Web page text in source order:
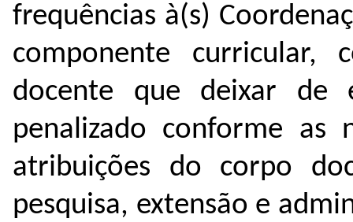
frequências à(s)
componente
docente que deixar de
penalizado conforme as
atribuições do corpo
pesquisa, extensão e